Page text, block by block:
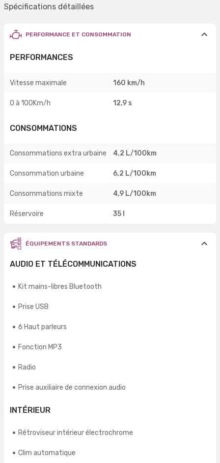
Spécifications détaillées
PERFORMANCE ET CONSOMMATION
PERFORMANCES
Vitesse maximale 160 km/h
0 à 100Km/h 12,9 s
CONSOMMATIONS
Consommations extra urbaine 4,2 L/100km
Consommation urbaine 6,2 L/100km
Consommations mixte 4,9 L/100km
Réservoire 35 l
ÉQUIPEMENTS STANDARDS
AUDIO ET TÉLÉCOMMUNICATIONS
Kit mains-libres Bluetooth
Prise USB
6 Haut parleurs
Fonction MP3
Radio
Prise auxiliaire de connexion audio
INTÉRIEUR
Rétroviseur intérieur électrochrome
Clim automatique